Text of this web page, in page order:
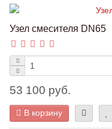
Узел смесителя DN65
53 100 руб.
В корзину